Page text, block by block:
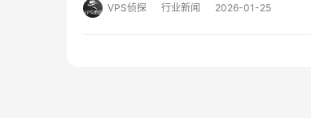
VPS侦探 行业新闻 2026-01-25